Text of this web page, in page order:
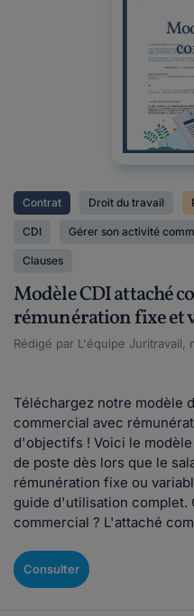
Contrat Droit du travail
CDI Gérer son activité
Clauses
Modèle CDI attaché
rémunération fixe et
Rédigé par L'équipe Juritravail,
Téléchargez notre modèle
commercial avec
d'objectifs ! Voici le
de poste dès lors que le
rémunération fixe ou
guide d'utilisation complet.
commercial ? L'attaché
Consulter